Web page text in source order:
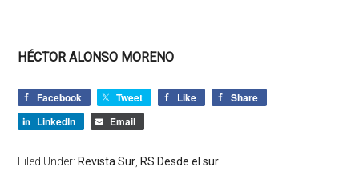
HÉCTOR ALONSO MORENO
Facebook Tweet Like
Share
LinkedIn
Email
Filed Under: Revista Sur RS Desde el sur